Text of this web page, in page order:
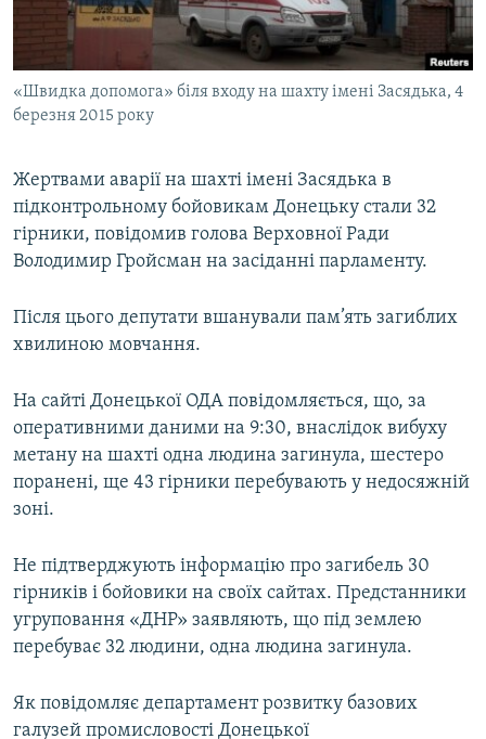
ВІДЕОУРОКИ «ELIFBE»
УКРАЇНСЬКА ПРОБЛЕМА КРИМУ
Русский
Qırımtatar
Усі сайти RFE/RL
«Швидка допомога» біля входу на шахту імені Засядька, 4
березня 2015 року
Жертвами аварії на шахті імені Засядька в
підконтрольному бойовикам Донецьку стали 32
гірники, повідомив голова Верховної Ради
Володимир Гройсман на засіданні парламенту.
Після цього депутати вшанували пам’ять загиблих
хвилиною мовчання.
На сайті Донецької ОДА повідомляється, що, за
оперативними даними на 9:30, внаслідок вибуху
метану на шахті одна людина загинула, шестеро
поранені, ще 43 гірники перебувають у недосяжній
зоні.
Не підтверджують інформацію про загибель 30
гірників і бойовики на своїх сайтах. Предстанники
угруповання «ДНР» заявляють, що під землею
перебуває 32 людини, одна людина загинула.
Як повідомляє департамент розвитку базових
галузей промисловості Донецької